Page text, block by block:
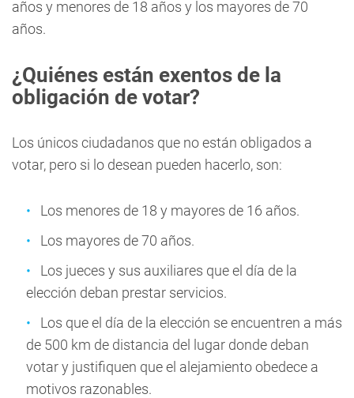
años y menores de 18 años y los mayores de 70
años.
¿Quiénes están exentos de la
obligación de votar?
Los únicos ciudadanos que no están obligados a
votar, pero si lo desean pueden hacerlo, son:
Los menores de 18 y mayores de 16 años.
Los mayores de 70 años.
Los jueces y sus auxiliares que el día de la
elección deban prestar servicios.
Los que el día de la elección se encuentren a más
de 500 km de distancia del lugar donde deban
votar y justifiquen que el alejamiento obedece a
motivos razonables.